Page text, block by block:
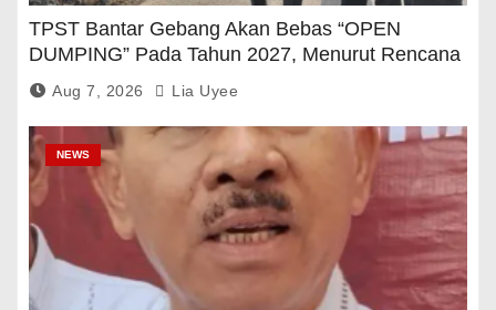
TPST Bantar Gebang Akan Bebas “OPEN
DUMPING” Pada Tahun 2027, Menurut Rencana
Pemerintah
Aug 7, 2026 Lia Uyee
NEWS